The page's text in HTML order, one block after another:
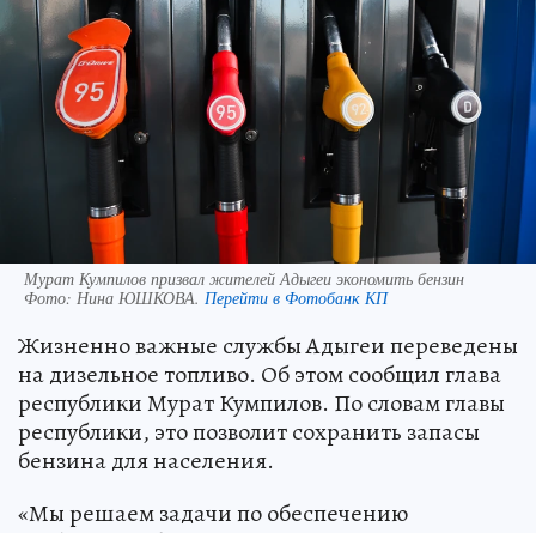
Мурат Кумпилов призвал жителей Адыгеи экономить бензин
Фото: Нина ЮШКОВА. Перейти в Фотобанк КП
Жизненно важные службы Адыгеи переведены
на дизельное топливо. Об этом сообщил глава
республики Мурат Кумпилов. По словам главы
республики, это позволит сохранить запасы
бензина для населения.
«Мы решаем задачи по обеспечению